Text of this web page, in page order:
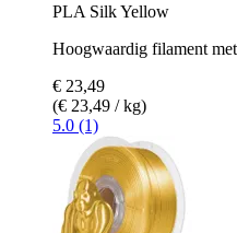
PLA Silk Yellow
Hoogwaardig filament
€ 23,49
(€ 23,49 / kg)
5.0 (1)